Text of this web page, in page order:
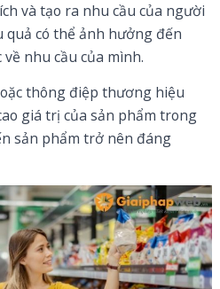
và tạo ra nhu cầu của người
có thể ảnh hưởng đến
nhu cầu của mình.
thông điệp thương hiệu
giá trị của sản phẩm trong
sản phẩm trở nên đáng